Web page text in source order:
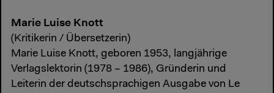
Marie Luise Knott
(Kritikerin / Übersetzerin)
Marie Luise Knott, geboren 1953, langjährige
Verlagslektorin (1978 – 1986), Gründerin und
Leiterin der deutschsprachigen Ausgabe von Le